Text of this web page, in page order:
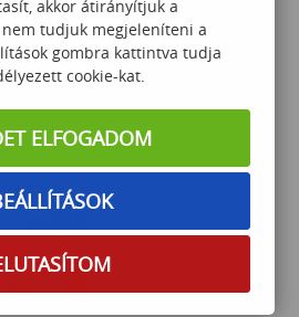
haladó -
ONLINE
000Ft
akkor átirányítjuk a
tudjuk megjeleníteni a
gombra kattintva tudja
cookie-kat.
ELFOGADOM